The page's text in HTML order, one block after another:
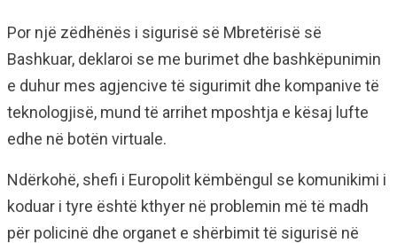
Por një zëdhënës i sigurisë së Mbretërisë së
Bashkuar, deklaroi se me burimet dhe bashkëpunimin
e duhur mes agjencive të sigurimit dhe kompanive të
teknologjisë, mund të arrihet mposhtja e kësaj lufte
edhe në botën virtuale.
Ndërkohë, shefi i Europolit këmbëngul se komunikimi i
koduar i tyre është kthyer në problemin më të madh
për policinë dhe organet e shërbimit të sigurisë në